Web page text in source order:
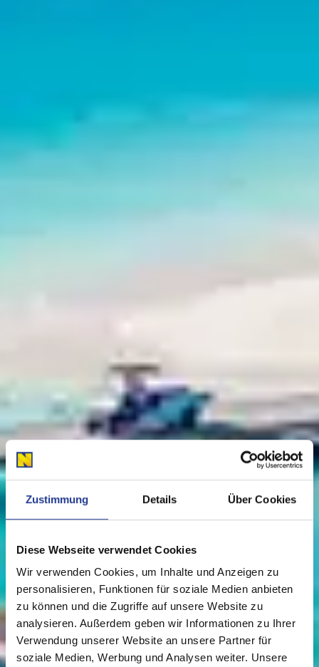
Zustimmung Details Über Cookies
Diese Webseite verwendet Cookies
Wir verwenden Cookies, um Inhalte und Anzeigen zu
personalisieren, Funktionen für soziale Medien anbieten
zu können und die Zugriffe auf unsere Website zu
analysieren. Außerdem geben wir Informationen zu Ihrer
Verwendung unserer Website an unsere Partner für
soziale Medien, Werbung und Analysen weiter. Unsere